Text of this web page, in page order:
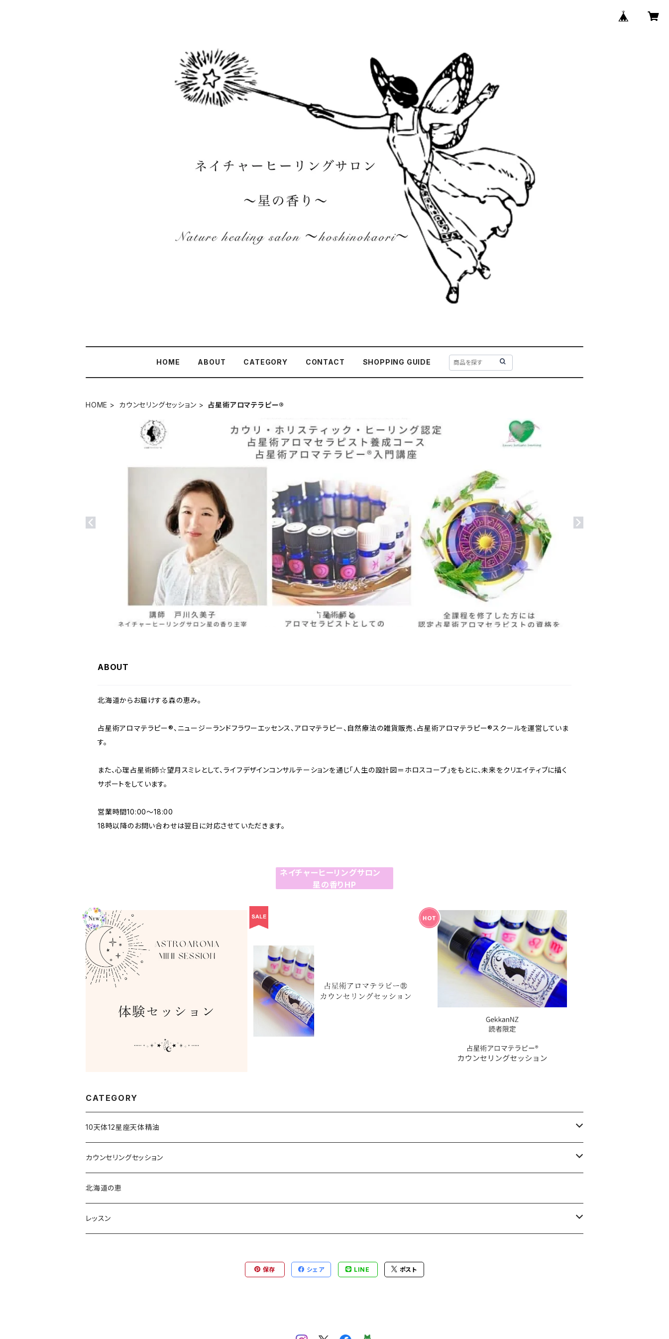
HOME ABOUT CATEGORY CONTACT SHOPPING GUIDE
HOME カウンセリングセッション 占星術アロマテラピー®︎
ABOUT
北海道からお届けする森の恵み。
占星術アロマテラピー®︎、ニュージーランドフラワーエッセンス、アロマテラピー、自然療法の雑貨販売、占星術アロマテラピー®スクールを運営していま
す。
また、心理占星術師☆望月スミレとして、ライフデザインコンサルテーションを通じ「人生の設計図＝ホロスコープ」をもとに、未来をクリエイティブに描く
サポートをしています。
営業時間10:00〜18:00
18時以降のお問い合わせは翌日に対応させていただきます。
ネイチャーヒーリングサロン
星の香りHP
占星術アロマテラピー®︎カウンセリングセッシ
ョン
¥10,000
GekkanNZ読者限定！占星術アロマテラピー
®︎カウンセリングセッション
¥19,800
CATEGORY
10天体12星座天体精油
占星術アロマミスト
カウンセリングセッション
占星術アロマテラピー®︎
占星術フラワーエッセンス
北海道の恵
レッスン
保存 シェア LINE ポスト